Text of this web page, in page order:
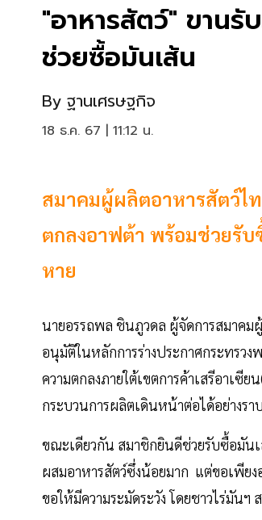
"อาหารสัตว์" ขานรั
ช่วยซื้อมันเส้น
By ฐานเศรษฐกิจ
18 ธ.ค. 67 | 11:12 น.
สมาคมผู้ผลิตอาหารสัตว์ไ
ตกลงอาฟต้า พร้อมช่วยรับ
หาย
นายอรรถพล ชินภูวดล ผู้จัดการสมาคม
อนุมัติในหลักการร่างประกาศกระทรว
ความตกลงภายใต้เขตการค้าเสรีอาเซี
กระบวนการผลิตเดินหน้าต่อได้อย่างรา
ขณะเดียวกัน สมาชิกยินดีช่วยรับซื้อมันเ
ผสมอาหารสัตว์ซึ่งน้อยมาก แต่ขอเพียง
ขอให้มีความระมัดระวัง โดยชาวไร่มันฯ